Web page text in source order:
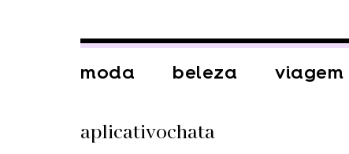
moda beleza viagem
aplicativochata